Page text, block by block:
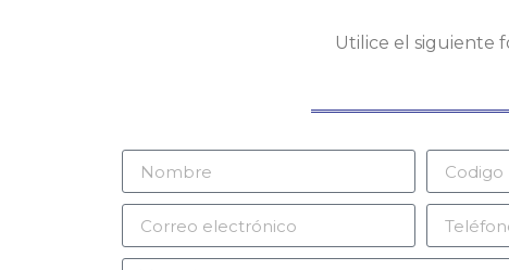
Utilice el siguiente